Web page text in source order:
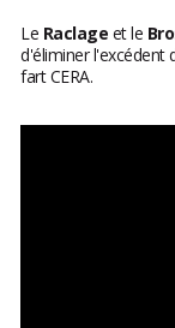
Le Raclage et le
d'éliminer l'excédent
fart CERA.